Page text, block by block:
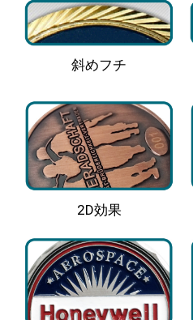
斜めフチ
2D効果